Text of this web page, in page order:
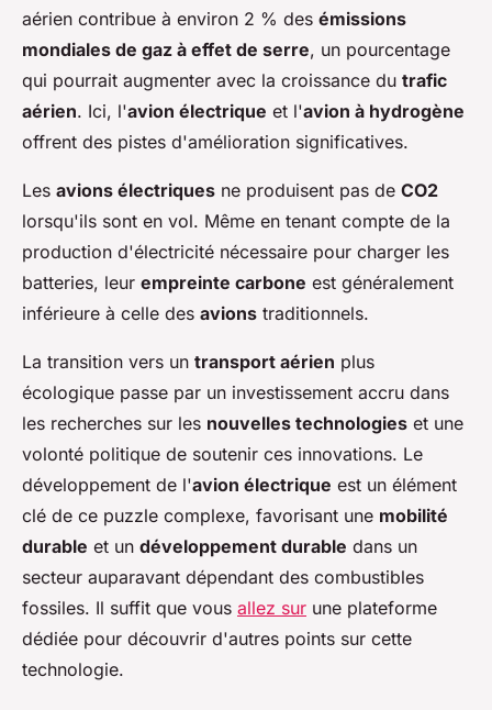
aérien contribue à environ 2 % des émissions
mondiales de gaz à effet de serre, un pourcentage
qui pourrait augmenter avec la croissance du trafic
aérien. Ici, l'avion électrique et l'avion à hydrogène
offrent des pistes d'amélioration significatives.
Les avions électriques ne produisent pas de CO2
lorsqu'ils sont en vol. Même en tenant compte de la
production d'électricité nécessaire pour charger les
batteries, leur empreinte carbone est généralement
inférieure à celle des avions traditionnels.
La transition vers un transport aérien plus
écologique passe par un investissement accru dans
les recherches sur les nouvelles technologies et une
volonté politique de soutenir ces innovations. Le
développement de l'avion électrique est un élément
clé de ce puzzle complexe, favorisant une mobilité
durable et un développement durable dans un
secteur auparavant dépendant des combustibles
fossiles. Il suffit que vous allez sur une plateforme
dédiée pour découvrir d'autres points sur cette
technologie.